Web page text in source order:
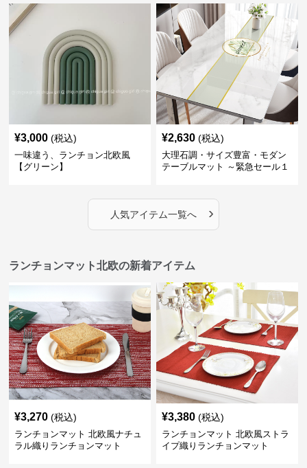
¥3,000 (税込)
一味違う、ランチョン北欧風
【グリーン】
¥2,630 (税込)
大理石調・サイズ豊富・モダン
テーブルマット ～緊急セール１
人気アイテム一覧へ ›
ランチョンマット北欧の新着アイテム
¥3,270 (税込)
ランチョンマット 北欧風ナチュ
ラル織りランチョンマット
¥3,380 (税込)
ランチョンマット 北欧風ストラ
イプ織りランチョンマット